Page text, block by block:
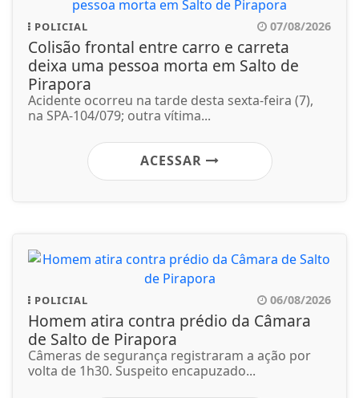
POLICIAL 07/08/2026
Colisão frontal entre carro e carreta
deixa uma pessoa morta em Salto de
Pirapora
Acidente ocorreu na tarde desta sexta-feira (7),
na SPA-104/079; outra vítima...
ACESSAR
POLICIAL 06/08/2026
Homem atira contra prédio da Câmara
de Salto de Pirapora
Câmeras de segurança registraram a ação por
volta de 1h30. Suspeito encapuzado...